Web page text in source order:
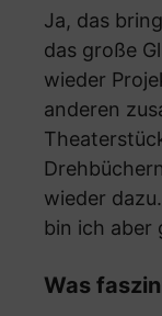
Ja, das
das große
wieder
anderen
wieder
bin ich aber
Was